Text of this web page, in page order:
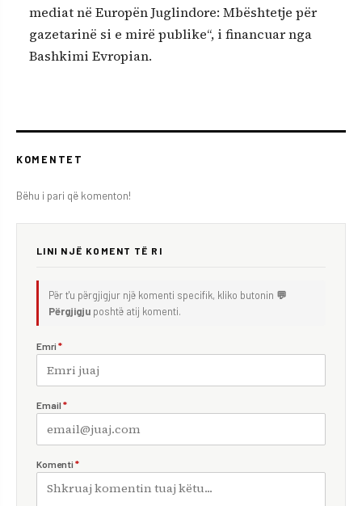
mediat në Europën Juglindore: Mbështetje për
gazetarinë si e mirë publike“, i financuar nga
Bashkimi Evropian.
KOMENTET
Bëhu i pari që komenton!
LINI NJË KOMENT TË RI
Për t'u përgjigjur një komenti specifik, kliko butonin 💬
Përgjigju poshtë atij komenti.
Emri *
Email *
Komenti *